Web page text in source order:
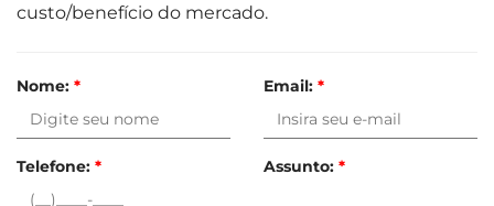
custo/benefício do mercado.
Nome: * Email: *
Telefone: * Assunto: *